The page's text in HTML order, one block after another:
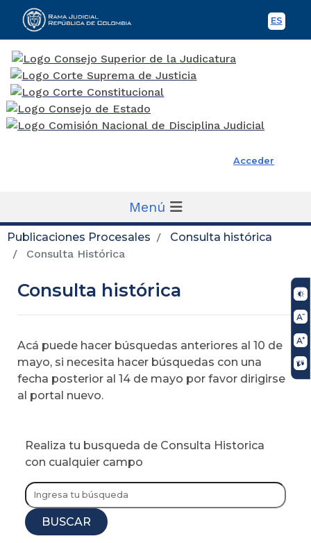
ES
Rama Judicial
Acceder
Menú
Publicaciones Procesales
Consulta histórica
Consulta Histórica
Consulta histórica
Acá puede hacer búsquedas anteriores al 10 de
mayo, si necesita hacer búsquedas con una
fecha posterior al 14 de mayo por favor dirigirse
al portal nuevo.
Realiza tu busqueda de Consulta Historica
con cualquier campo
BUSCAR